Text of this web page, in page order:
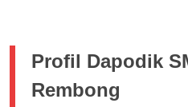
Profil Dapodik
Rembong